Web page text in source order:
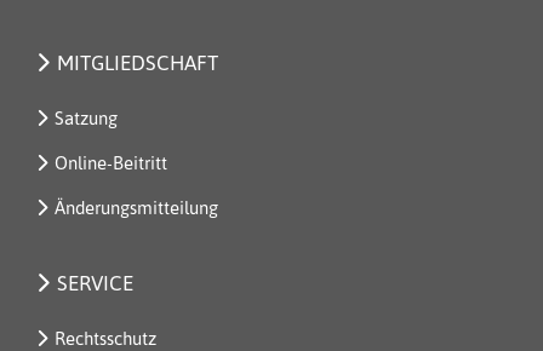
MITGLIEDSCHAFT
Satzung
Online-Beitritt
Änderungsmitteilung
SERVICE
Rechtsschutz